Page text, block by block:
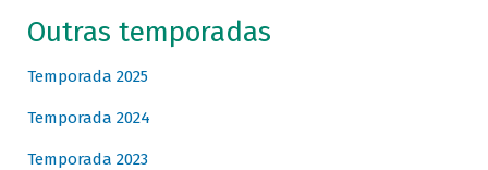
Outras temporadas
Temporada 2025
Temporada 2024
Temporada 2023